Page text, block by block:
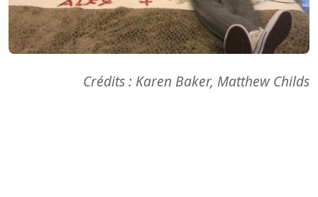
Crédits : Karen Baker, Matthew Childs